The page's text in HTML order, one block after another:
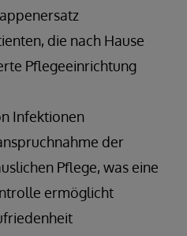
die nach Hause
Pflegeeinrichtung
Infektionen
der
Pflege, was eine
ermöglicht